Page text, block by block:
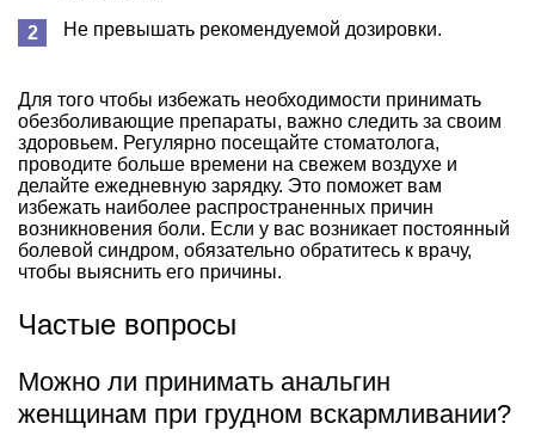
Не превышать рекомендуемой дозировки.
Для того чтобы избежать необходимости принимать
обезболивающие препараты, важно следить за своим
здоровьем. Регулярно посещайте стоматолога,
проводите больше времени на свежем воздухе и
делайте ежедневную зарядку. Это поможет вам
избежать наиболее распространенных причин
возникновения боли. Если у вас возникает постоянный
болевой синдром, обязательно обратитесь к врачу,
чтобы выяснить его причины.
Частые вопросы
Можно ли принимать анальгин
женщинам при грудном вскармливании?